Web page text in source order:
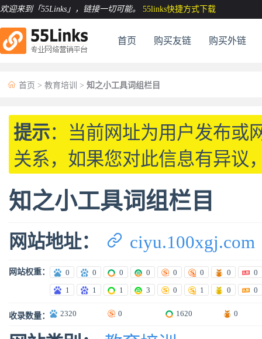
欢迎来到「55Links」 ，链接一切可能。 55links快捷方式下载
首页 购买友链 购买外链
 首页 > 教育培训 > 知之小工具词组栏目
提示：当前网址为用户发布或
关系，如果您对此信息有异议
知之小工具词组栏目
网站地址：  ciyu.100xgj.com
网站权重： 0 0 0 0 0 0 0
0
1
1 1 3 0 1 0 0
收录数量： 2320 0 1620 0